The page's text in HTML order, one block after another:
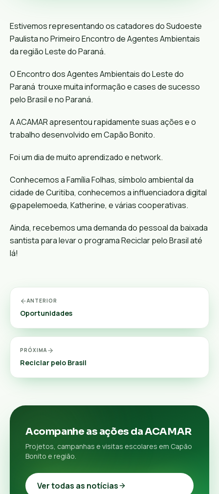
Estivemos representando os catadores do Sudoeste
Paulista no Primeiro Encontro de Agentes Ambientais
da região Leste do Paraná.
O Encontro dos Agentes Ambientais do Leste do
Paraná trouxe muita informação e cases de sucesso
pelo Brasil e no Paraná.
A ACAMAR apresentou rapidamente suas ações e o
trabalho desenvolvido em Capão Bonito.
Foi um dia de muito aprendizado e network.
Conhecemos a Família Folhas, símbolo ambiental da
cidade de Curitiba, conhecemos a influenciadora digital
@papelemoeda, Katherine, e várias cooperativas.
Ainda, recebemos uma demanda do pessoal da baixada
santista para levar o programa Reciclar pelo Brasil até
lá!
ANTERIOR
Oportunidades
PRÓXIMA
Reciclar pelo Brasil
Acompanhe as ações da ACAMAR
Projetos, campanhas e visitas escolares em Capão
Bonito e região.
Ver todas as notícias